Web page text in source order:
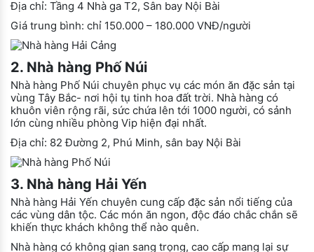
Địa chỉ: Tầng 4 Nhà ga T2, Sân bay Nội Bài
Giá trung bình: chỉ 150.000 – 180.000 VNĐ/người
2. Nhà hàng Phố Núi
Nhà hàng Phố Núi chuyên phục vụ các món ăn đặc sản tại
vùng Tây Bắc- nơi hội tụ tinh hoa đất trời. Nhà hàng có
khuôn viên rộng rãi, sức chứa lên tới 1000 người, có sảnh
lớn cùng nhiều phòng Vip hiện đại nhất.
Địa chỉ: 82 Đường 2, Phú Minh, sân bay Nội Bài
3. Nhà hàng Hải Yến
Nhà hàng Hải Yến chuyên cung cấp đặc sản nổi tiếng của
các vùng dân tộc. Các món ăn ngon, độc đáo chắc chắn sẽ
khiến thực khách không thể nào quên.
Nhà hàng có không gian sang trọng, cao cấp mang lại sự